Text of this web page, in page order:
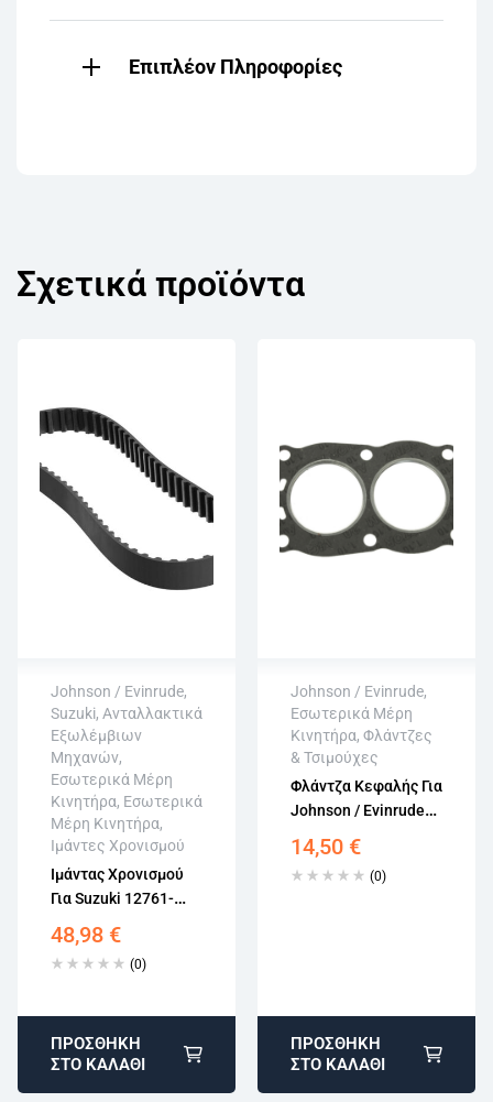
Επιπλέον Πληροφορίες
Σχετικά προϊόντα
Johnson / Evinrude,
Suzuki, Ανταλλακτικά
Εξωλέμβιων
Μηχανών,
Εσωτερικά Μέρη
Κινητήρα, Εσωτερικά
Μέρη Κινητήρα,
Ιμάντες Χρονισμού
Ιμάντας Χρονισμού
Για Suzuki 12761-
Evinrude 5030660
60-70HP
48,98 €
(0)
Άμεση αποστολή
Επιστροφή εντός
15 εργάσιμων
Αγορά χωρίς
εγγραφή
ΠΡΟΣΘΉΚΗ
ΣΤΟ ΚΑΛΆΘΙ
Johnson / Evinrude,
Εσωτερικά Μέρη
Κινητήρα, Φλάντζες
& Τσιμούχες
Φλάντζα Κεφαλής Για
Johnson / Evinrude
Κινητήρες 2.5-4.5HP
0332010
14,50 €
(0)
Άμεση αποστολή
Επιστροφή εντός
15 εργάσιμων
εγγραφή
ΠΡΟΣΘΉΚΗ
ΣΤΟ ΚΑΛΆΘΙ